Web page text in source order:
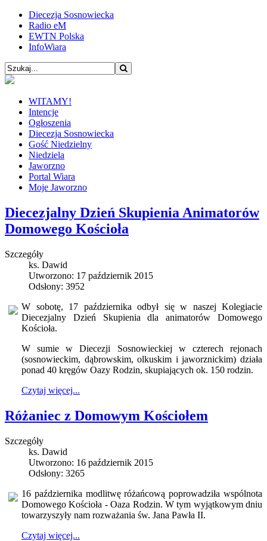
Diecezja Sosnowiecka
Radio eM
EWTN Polska
InfoWiara
WITAMY!
Intencje
Ogłoszenia
Diecezja Sosnowiecka
Gość Niedzielny
Niedziela
Jaworzno
Portal Wiara
Moje Jaworzno
Diecezjalny Dzień Skupienia Animatorów
Domowego Kościoła
Szczegóły
ks. Dawid
Utworzono: 17 październik 2015
Odsłony: 3952
W sobotę, 17 października odbył się w naszej Kolegiacie
Diecezjalny Dzień Skupienia dla animatorów Domowego
Kościoła.
W sumie w Diecezji Sosnowieckiej w czterech rejonach
(sosnowieckim, dąbrowskim, olkuskim i jaworznickim) działa
ponad 40 kręgów Oazy Rodzin, skupiających ok. 150 rodzin.
Czytaj więcej...
Różaniec z Domowym Kościołem
Szczegóły
ks. Dawid
Utworzono: 16 październik 2015
Odsłony: 3265
16 października modlitwę różańcową poprowadziła wspólnota
Domowego Kościoła - Oaza Rodzin. W tym wyjątkowym dniu
towarzyszyły nam rozważania św. Jana Pawła II.
Czytaj więcej...